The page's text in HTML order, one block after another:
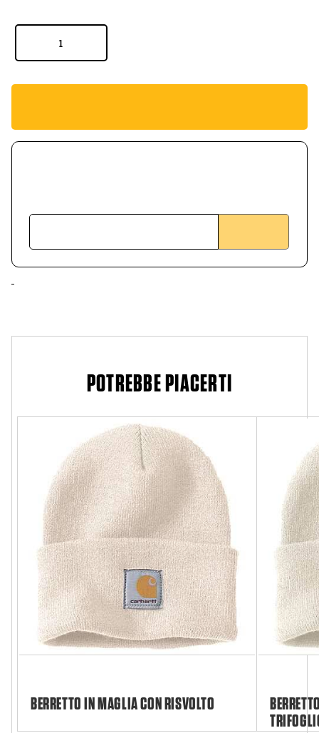
POTREBBE PIACERTI
BERRETTO IN MAGLIA CON RISVOLTO